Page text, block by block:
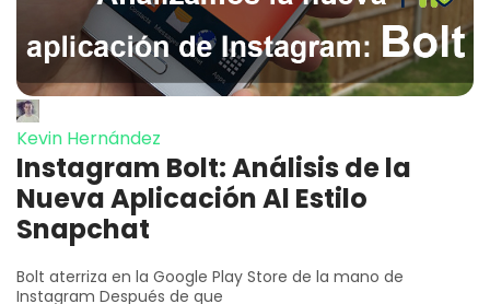
Kevin Hernández
Instagram Bolt: Análisis de la
Nueva Aplicación Al Estilo
Snapchat
Bolt aterriza en la Google Play Store de la mano de
Instagram Después de que